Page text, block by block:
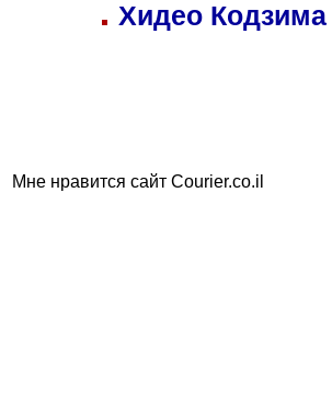
Хидео
Мне нравится сайт Courier.co.il